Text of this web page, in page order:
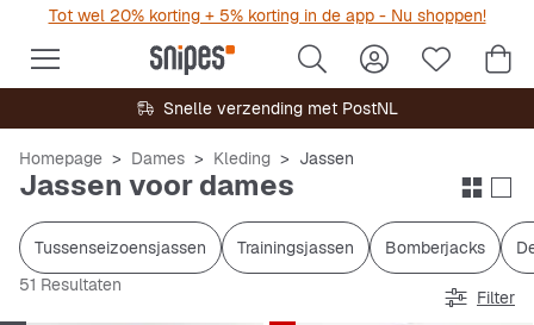
Tot wel 20% korting + 5% korting in de app - Nu shoppen!
Snelle verzending met PostNL
Homepage Dames Kleding Jassen
Jassen voor dames
Tussenseizoensjassen Trainingsjassen Bomberjacks
51 Resultaten
Filter